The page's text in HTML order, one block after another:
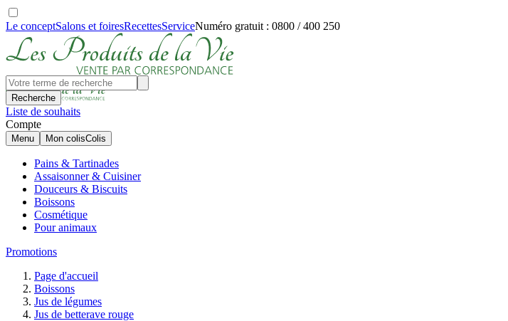
Le conceptSalons et foiresRecettesServiceNuméro gratuit : 0800 / 400 250
Recherche
Liste de souhaits
Compte
Menu Mon colisColis
Pains & Tartinades
Assaisonner & Cuisiner
Douceurs & Biscuits
Boissons
Cosmétique
Pour animaux
Promotions
Page d'accueil
Boissons
Jus de légumes
Jus de betterave rouge